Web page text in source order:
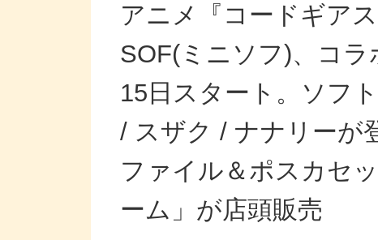
アニメ『コードギア
SOF(ミニソフ)、コラ
15日スタート。ソフ
/ スザク / ナナリーが
ファイル＆ポスカセ
ーム」が店頭販売